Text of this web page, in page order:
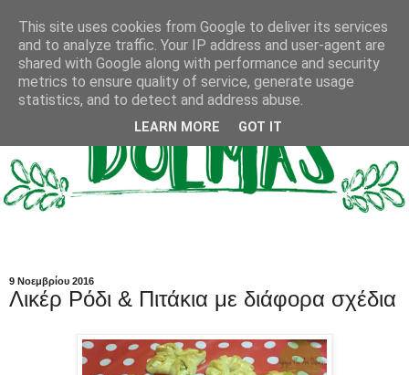
9 Νοεμβρίου 2016
Λικέρ Ρόδι & Πιτάκια με διάφορα σχέδια
This site uses cookies from Google to deliver its services
and to analyze traffic. Your IP address and user-agent are
shared with Google along with performance and security
metrics to ensure quality of service, generate usage
statistics, and to detect and address abuse.
LEARN MORE GOT IT